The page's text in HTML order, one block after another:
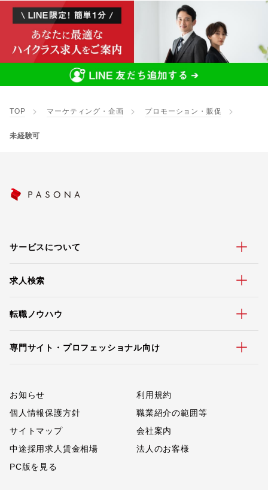
TOP マーケティング・企画 プロモーション・販促
未経験可
サービスについて
求人検索
転職ノウハウ
専門サイト・プロフェッショナル向け
お知らせ
利用規約
個人情報保護方針
職業紹介の範囲等
サイトマップ
会社案内
中途採用求人賃金相場
法人のお客様
PC版を見る